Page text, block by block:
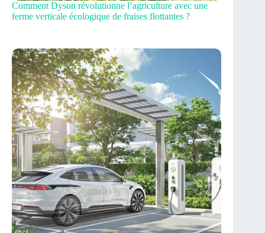
Comment Dyson révolutionne l’agriculture avec une
ferme verticale écologique de fraises flottantes ?